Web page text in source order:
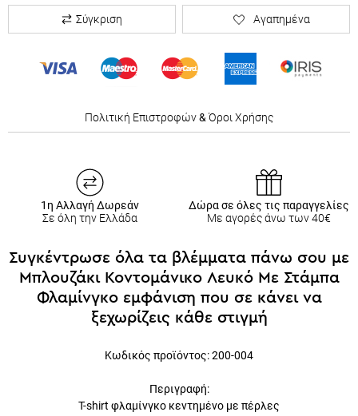
Σύγκριση Αγαπημένα
Πολιτική Επιστροφών& Όροι Χρήσης
1η Αλλαγή Δωρεάν
Σε όλη την Ελλάδα
Δώρα σε όλες τις παραγγελίες
Με αγορές άνω των 40€
Συγκέντρωσε όλα τα βλέμματα πάνω σου με
Μπλουζάκι Κοντομάνικο Λευκό Με Στάμπα
Φλαμίνγκο εμφάνιση που σε κάνει να
ξεχωρίζεις κάθε στιγμή
Κωδικός προϊόντος: 200-004
Περιγραφή:
T-shirt φλαμίνγκο κεντημένο με πέρλες